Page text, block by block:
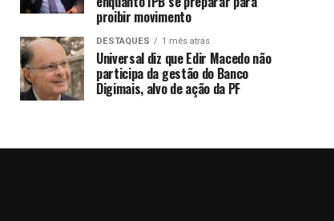
proibir movimento
DESTAQUES 1 mês atrás
Universal diz que Edir Macedo não
participa da gestão do Banco
Digimais, alvo de ação da PF